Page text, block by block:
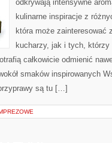
odkrywają intensywne
kulinarne inspiracje z
która może zainteresować
kucharzy, jak i tych, którzy
całkowicie odmienić
smaków inspirowanych
są tu […]